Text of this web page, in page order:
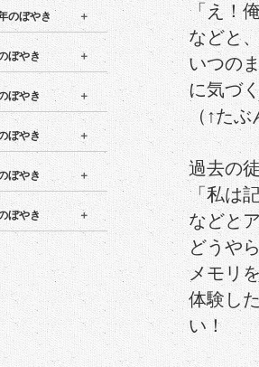
のぼやき
ぼやき
ぼやき
ぼやき
ぼやき
ぼやき
「え！
などと
いつの
に気づ
（↑た
過去の
「私は
などと
どうや
メモリ
体験し
い！